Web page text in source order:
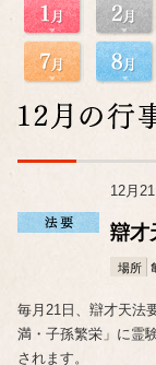
12月
辯才
場所
毎月21日、辯才天法
満・子孫繁栄」に霊
されます。